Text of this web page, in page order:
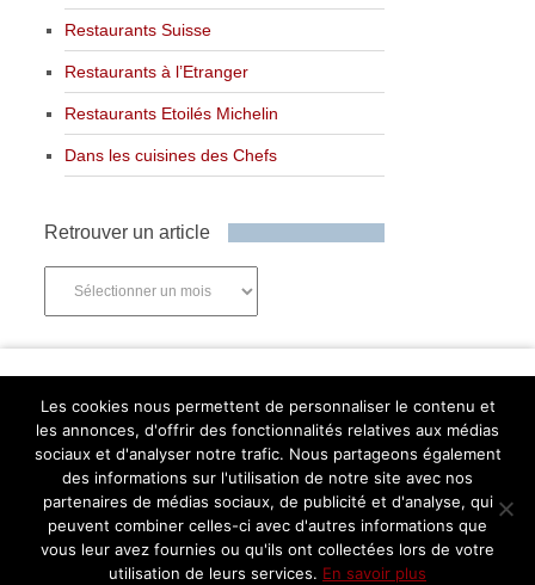
Restaurants Suisse
Restaurants à l’Etranger
Restaurants Etoilés Michelin
Dans les cuisines des Chefs
Retrouver un article
Abonnez-vous
Facebook Twitter Instagram Pinterest
Les cookies nous permettent de personnaliser le contenu et
les annonces, d'offrir des fonctionnalités relatives aux médias
sociaux et d'analyser notre trafic. Nous partageons également
des informations sur l'utilisation de notre site avec nos
partenaires de médias sociaux, de publicité et d'analyse, qui
peuvent combiner celles-ci avec d'autres informations que
vous leur avez fournies ou qu'ils ont collectées lors de votre
utilisation de leurs services. En savoir plus